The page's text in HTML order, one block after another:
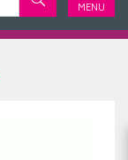
MENU